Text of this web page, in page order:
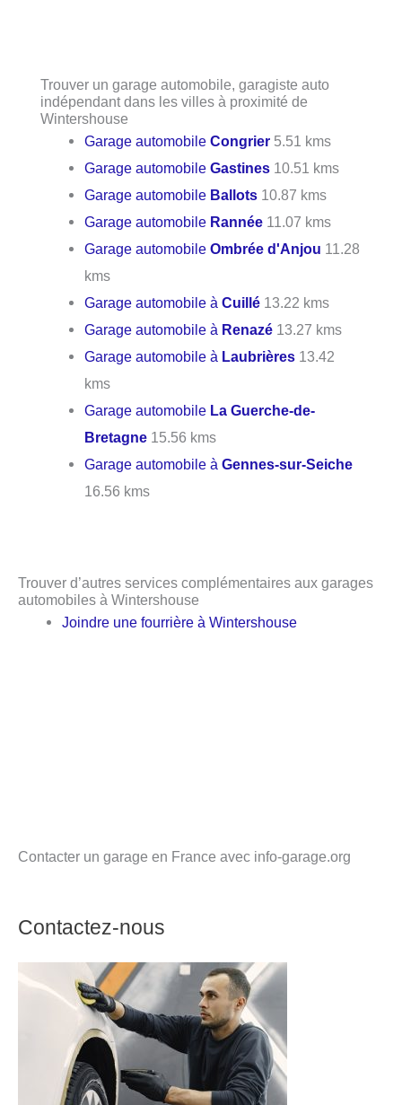
Trouver un garage automobile, garagiste auto
indépendant dans les villes à proximité de
Wintershouse
Garage automobileCongrier 5.51 kms
Garage automobileGastines 10.51 kms
Garage automobile Ballots 10.87 kms
Garage automobile Rannée 11.07 kms
Garage automobileOmbrée d'Anjou 11.28
kms
Garage automobile àCuillé 13.22 kms
Garage automobile à Renazé 13.27 kms
Garage automobile à Laubrières 13.42
kms
Garage automobile La Guerche-de-
Bretagne 15.56 kms
Garage automobile àGennes-sur-Seiche
16.56 kms
Trouver d’autres services complémentaires aux garages
automobiles à Wintershouse
Joindre une fourrière à Wintershouse
Contacter un garage en France avec info-garage.org
Contactez-nous